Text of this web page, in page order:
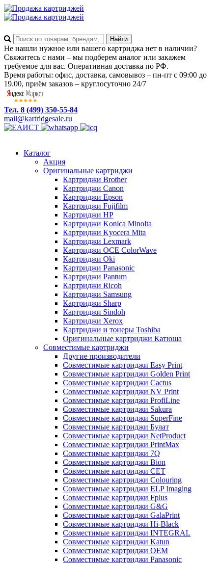
Не нашли нужное или вашего картриджа нет в наличии?
Свяжитесь с нами – мы подберем аналог или закажем
требуемое для вас. Оперативная доставка по РФ.
Время работы: офис, доставка, самовывоз – пн-пт с 09:00 до
19.00, приём заказов – круглосуточно 24/7
Тел. 8 (499) 350-55-84
mail@kartridgesale.ru
Каталог
Акция
Оригинальные картриджи
Картриджи Brother
Картриджи Canon
Картриджи Epson
Картриджи Fujifilm
Картриджи HP
Картриджи Konica Minolta
Картриджи Kyocera Mita
Картриджи Lexmark
Картриджи OCE ColorWave
Картриджи Oki
Картриджи Panasonic
Картриджи Pantum
Картриджи Ricoh
Картриджи Samsung
Картриджи Sharp
Картриджи Sindoh
Картриджи Xerox
Картриджи и тонеры Toshiba
Оригинальные картриджи Катюша
Совместимые картриджи
Другие производители
Совместимые картриджи Easy Print
Совместимые картриджи Golden Print
Совместимые картриджи Cactus
Совместимые картриджи NV Print
Совместимые картриджи ProfiLine
Совместимые картриджи Sakura
Совместимые картриджи SuperFine
Совместимые картриджи Булат
Совместимые картриджи NetProduct
Совместимые картриджи PrintMax
Совместимые картриджи 7Q
Совместимые картриджи Bion
Совместимые картриджи CET
Совместимые картриджи Colouring
Совместимые картриджи ELP Imaging
Совместимые картриджи Fplus
Совместимые картриджи G&G
Совместимые картриджи GalaPrint
Совместимые картриджи Hi-Black
Совместимые картриджи INTEGRAL
Совместимые картриджи Katun
Совместимые картриджи OEM
Совместимые картриджи Panasonic